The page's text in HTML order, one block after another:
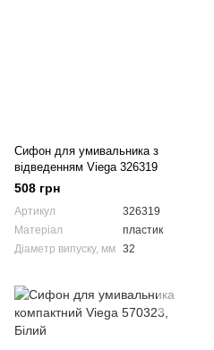
Сифон для умивальника з
відведенням Viega 326319
508 грн
Артикул
326319
Матеріал
пластик
Діаметр випуску, мм 32